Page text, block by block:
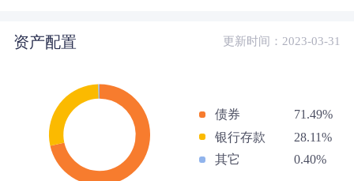
资产配置 更新时间：2023-03-31
债券
71.49%
银行存款
28.11%
其它
0.40%